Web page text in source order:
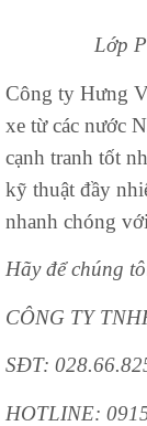
Lớp
Công ty Hưng
xe từ các nước
cạnh tranh tốt
kỹ thuật đầy
nhanh chóng
Hãy để chúng
CÔNG TY
SĐT:
HOTLINE: